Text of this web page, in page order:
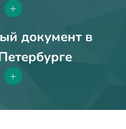
+
документ в
+